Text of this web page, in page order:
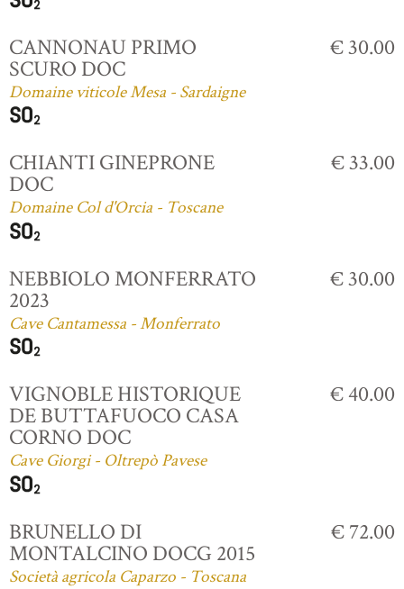
CANNONAU PRIMO
SCURO DOC
Domaine viticole Mesa - Sardaigne
€ 30.00
CHIANTI GINEPRONE
DOC
Domaine Col d'Orcia - Toscane
€ 33.00
NEBBIOLO MONFERRATO
2023
Cave Cantamessa - Monferrato
€ 30.00
VIGNOBLE HISTORIQUE
DE BUTTAFUOCO CASA
CORNO DOC
Cave Giorgi - Oltrepò Pavese
€ 40.00
BRUNELLO DI
MONTALCINO DOCG 2015
Società agricola Caparzo - Toscana
€ 72.00